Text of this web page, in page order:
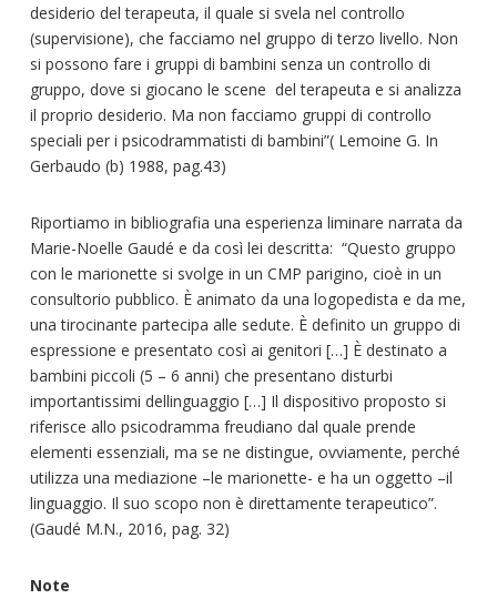
desiderio del terapeuta, il quale si svela nel controllo
(supervisione), che facciamo nel gruppo di terzo livello. Non
si possono fare i gruppi di bambini senza un controllo di
gruppo, dove si giocano le scene del terapeuta e si analizza
il proprio desiderio. Ma non facciamo gruppi di controllo
speciali per i psicodrammatisti di bambini”( Lemoine G. In
Gerbaudo (b) 1988, pag.43)
Riportiamo in bibliografia una esperienza liminare narrata da
Marie-Noelle Gaudé e da così lei descritta: “Questo gruppo
con le marionette si svolge in un CMP parigino, cioè in un
consultorio pubblico. È animato da una logopedista e da me,
una tirocinante partecipa alle sedute. È definito un gruppo di
espressione e presentato così ai genitori […] È destinato a
bambini piccoli (5 – 6 anni) che presentano disturbi
importantissimi dellinguaggio […] Il dispositivo proposto si
riferisce allo psicodramma freudiano dal quale prende
elementi essenziali, ma se ne distingue, ovviamente, perché
utilizza una mediazione –le marionette- e ha un oggetto –il
linguaggio. Il suo scopo non è direttamente terapeutico”.
(Gaudé M.N., 2016, pag. 32)
Note